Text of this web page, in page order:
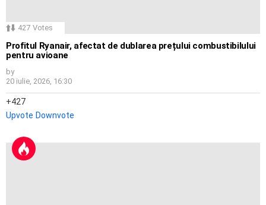
427 Votes
Profitul Ryanair, afectat de dublarea prețului combustibilului
pentru avioane
by
20 iulie, 2026, 16:30
427
Upvote Downvote